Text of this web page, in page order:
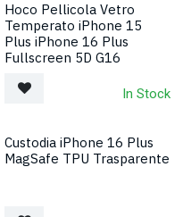
Hoco Pellicola Vetro
Temperato iPhone 15
Plus iPhone 16 Plus
Fullscreen 5D G16
In Stock
Custodia iPhone 16 Plus
MagSafe TPU Trasparente